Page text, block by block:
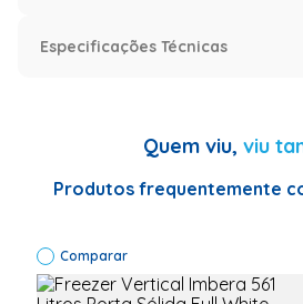
Imagens Meramente Ilustrativas.
Especificações Técnicas
Código de Fábrica
Dimensões (A x L x P)
Quem viu, viu
Produtos frequentemente
Comparar